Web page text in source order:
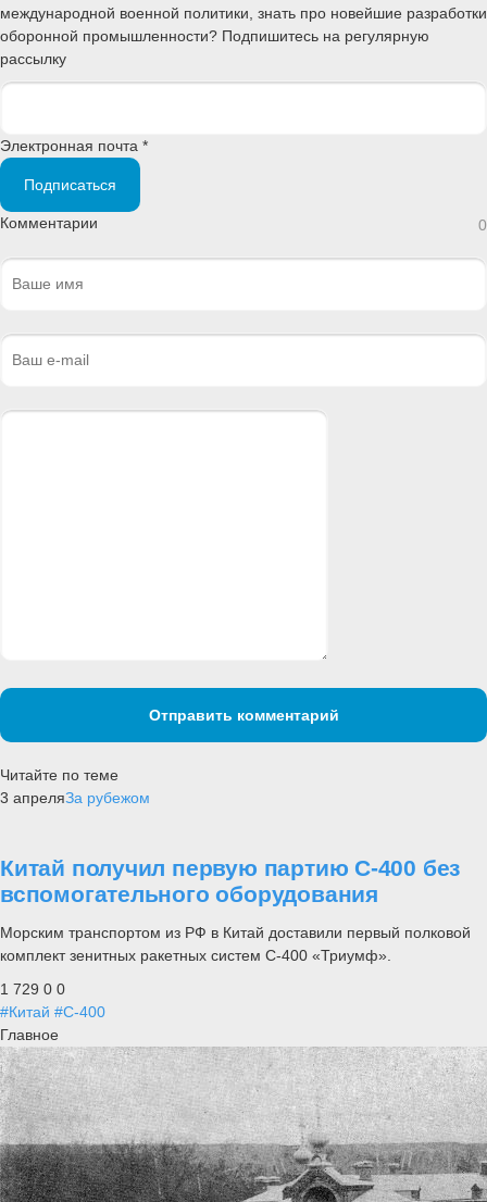
международной военной политики, знать про новейшие разработки
оборонной промышленности? Подпишитесь на регулярную
рассылку
Электронная почта *
Подписаться
Комментарии 0
Отправить комментарий
Читайте по теме
3 апреляЗа рубежом
Китай получил первую партию С-400 без
вспомогательного оборудования
Морским транспортом из РФ в Китай доставили первый полковой
комплект зенитных ракетных систем С-400 «Триумф».
1 729 0 0
#Китай #С-400
Главное